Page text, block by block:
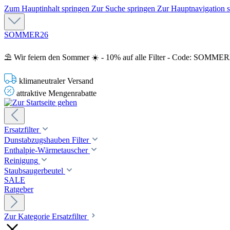
Zum Hauptinhalt springen Zur Suche springen Zur Hauptnavigation
SOMMER26
⛱️ Wir feiern den Sommer ☀️ - 10% auf alle Filter - Code:
klimaneutraler Versand
attraktive Mengenrabatte
Ersatzfilter
Dunstabzugshauben Filter
Enthalpie-Wärmetauscher
Reinigung
Staubsaugerbeutel
SALE
Ratgeber
Zur Kategorie Ersatzfilter